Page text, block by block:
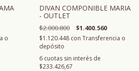
o
DIVAN COMPONIBLE MARIA
- OUTLET
$2.000.800 $1.400.560
$1.120.448 con Transferencia o
depósito
6 cuotas sin interés de
$233.426,67